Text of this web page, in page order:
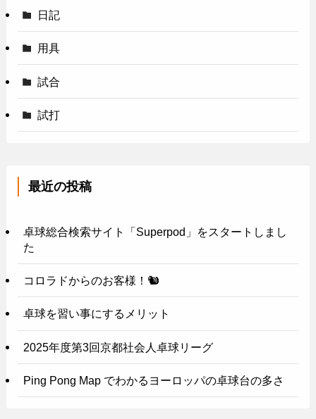
日記
用具
試合
試打
最近の投稿
卓球総合検索サイト「Superpod」をスタートしまし
た
コロラドからのお客様！🐿️
卓球を習い事にするメリット
2025年度第3回京都社会人卓球リーグ
Ping Pong Map でわかるヨーロッパの卓球台の多さ